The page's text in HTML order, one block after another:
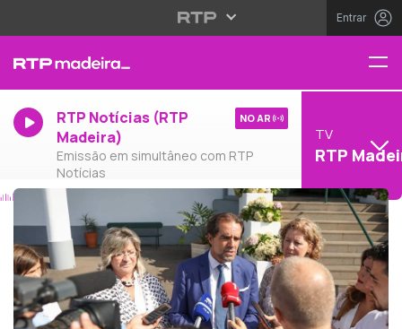
Entrar
RTP Notícias (RTP
Madeira)
Emissão em simultâneo com RTP
Notícias
NO AR
TV
RTP